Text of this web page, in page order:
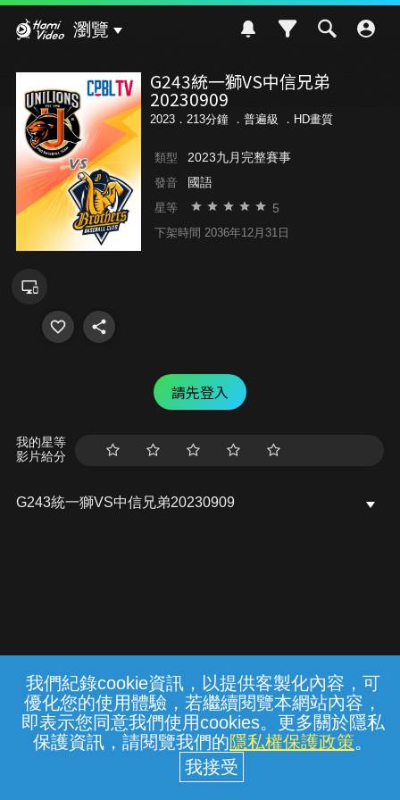
我們紀錄cookie資訊，以提供客製化內容，可
優化您的使用體驗，若繼續閱覽本網站內容，
即表示您同意我們使用cookies。更多關於隱私
保護資訊，請閱覽我們的隱私權保護政策。
瀏覽
G243統一獅VS中信兄弟
20230909
2023．213分鐘 ． 普遍級 ．HD畫質
類型 2023九月完整賽事
發音 國語
星等 5
下架時間 2036年12月31日
請先登入
我的星等
影片給分
G243統一獅VS中信兄弟20230909
常見問題 線上客服 服務條款 隱私權保護
中華電信股份有限公司個人家庭分公司
(統一編號：96979949) © 2026
{{notifyMsg}}